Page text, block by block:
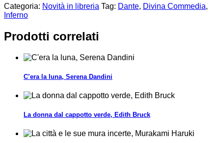
Categoria: Novità in libreria Tag: Dante, Divina Commedia,
Inferno
Prodotti correlati
C’era la luna, Serena Dandini
La donna dal cappotto verde, Edith Bruck